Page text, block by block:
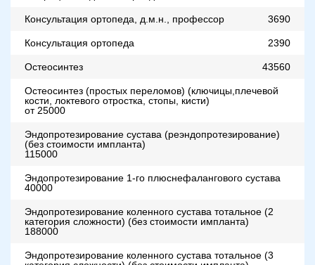
Консультация ортопеда, д.м.н., профессор 3690
Консультация ортопеда 2390
Остеосинтез 43560
Остеосинтез (простых переломов) (ключицы,плечевой
кости, локтевого отростка, стопы, кисти)
от 25000
Эндопротезирование сустава (реэндопротезирование)
(без стоимости импланта)
115000
Эндопротезирование 1-го плюснефалангового сустава
40000
Эндопротезирование коленного сустава тотальное (2
категория сложности) (без стоимости импланта)
188000
Эндопротезирование коленного сустава тотальное (3